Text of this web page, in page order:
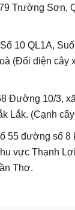
Trường Sơn,
10 QL1A,
(Đối diện cây
Đường 10/3,
Lắk. (Cạnh
55 đường số 8
vực Thạnh
Thơ.